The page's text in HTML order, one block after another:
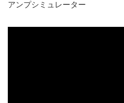
アンプシミュレーター